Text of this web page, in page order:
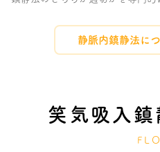
静脈内鎮静法に
笑気吸入鎮